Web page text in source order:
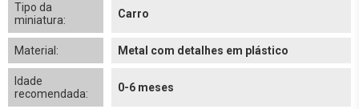
Tipo da
miniatura:
Carro
Material: Metal com detalhes em plástico
Idade
recomendada:
0-6 meses